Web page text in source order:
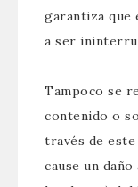
garantiza que
a ser
Tampoco se
contenido o
través de
cause un